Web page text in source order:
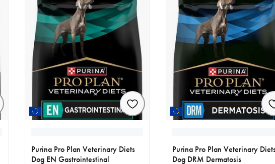
Purina Pro Plan Veterinary Diets
Dog EN Gastrointestinal
Purina Pro Plan Veterinary
Dog DRM Dermatosis